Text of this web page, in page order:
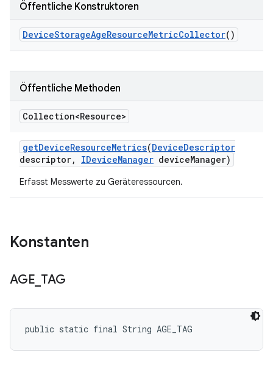
Öffentliche Konstruktoren
DeviceStorageAgeResourceMetricCollector()
Öffentliche Methoden
Collection<Resource>
getDeviceResourceMetrics(DeviceDescriptor
descriptor, IDeviceManager deviceManager)
Erfasst Messwerte zu Geräteressourcen.
Konstanten
AGE TAG
public static final String AGE_TAG